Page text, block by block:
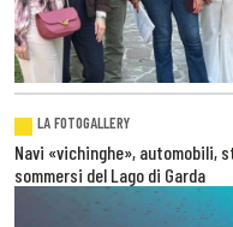
LA FOTOGALLERY
Navi «vichinghe», automobili,
sommersi del Lago di Garda